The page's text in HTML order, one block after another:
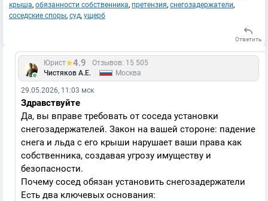
крыша, обязанности собственника, претензия, снегозадержатели,
соседские споры, суд, ущерб
Ответить
Юрист 4.9
Отзывов: 15 505
Чистяков А.Е.
Москва
29.05.2026, 11:03 мск
Здравствуйте
Да, вы вправе требовать от соседа установки
снегозадержателей. Закон на вашей стороне: падение
снега и льда с его крыши нарушает ваши права как
собственника, создавая угрозу имуществу и
безопасности.
Почему сосед обязан установить снегозадержатели
Есть два ключевых основания: